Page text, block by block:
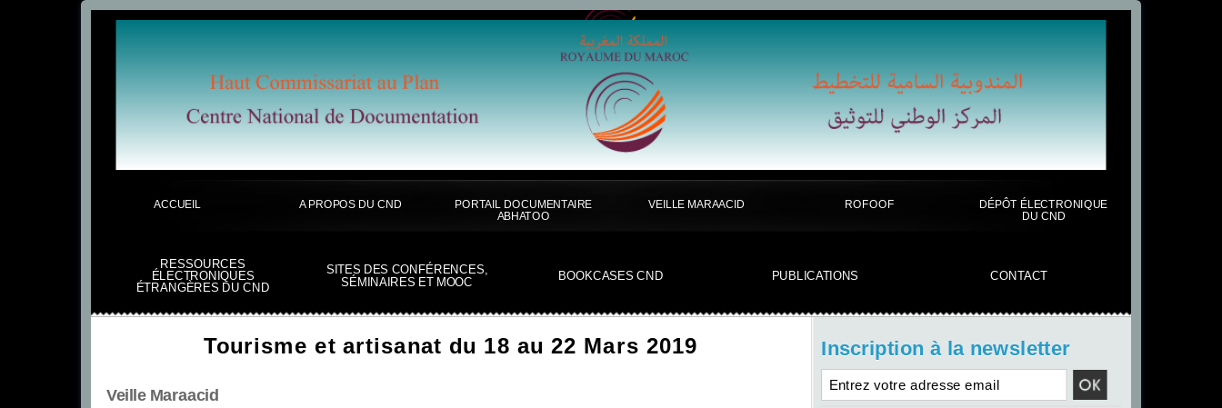
ACCUEIL A PROPOS DU CND PORTAIL DOCUMENTAIRE
ABHATOO
VEILLE MARAACID ROFOOF DÉPÔT ÉLECTRONIQUE
DU CND
RESSOURCES
ÉLECTRONIQUES
ÉTRANGÈRES DU CND
SITES DES CONFÉRENCES,
SÉMINAIRES ET MOOC
BOOKCASES CND PUBLICATIONS CONTACT
Tourisme et artisanat du 18 au 22 Mars 2019
Veille Maraacid
Inscription à la newsletter